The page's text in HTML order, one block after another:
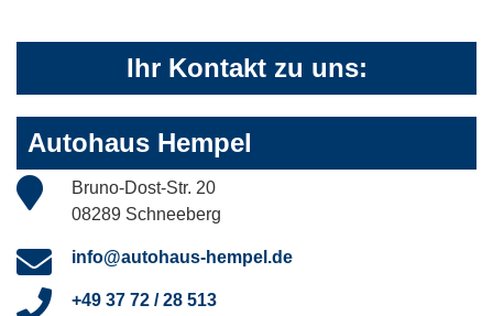
Ihr Kontakt zu uns:
Autohaus Hempel
Bruno-Dost-Str. 20
08289 Schneeberg
info@autohaus-hempel.de
+49 37 72 / 28 513